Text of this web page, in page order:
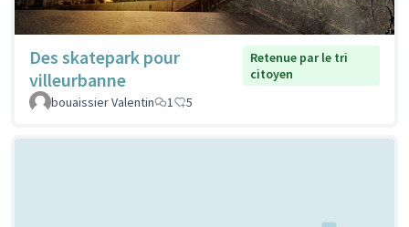
Des skatepark pour
villeurbanne
Retenue par le tri
citoyen
bouaissier Valentin
1 5